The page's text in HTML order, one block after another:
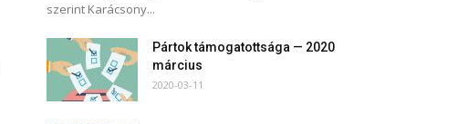
szerint Karácsony...
Pártok támogatottsága — 2020
március
2020-03-11